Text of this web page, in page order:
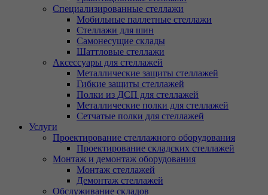
Специализированные стеллажи
Мобильные паллетные стеллажи
Стеллажи для шин
Самонесущие склады
Шаттловые стеллажи
Аксессуары для стеллажей
Металлические защиты стеллажей
Гибкие защиты стеллажей
Полки из ДСП для стеллажей
Металлические полки для стеллажей
Сетчатые полки для стеллажей
Услуги
Проектирование стеллажного оборудования
Проектирование складских стеллажей
Монтаж и демонтаж оборудования
Монтаж стеллажей
Демонтаж стеллажей
Обслуживание складов